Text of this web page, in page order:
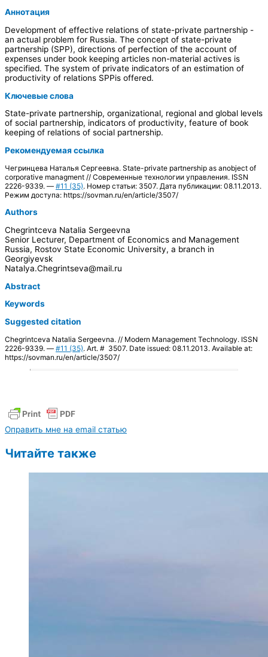
Аннотация
Development of effective relations of state-private partnership -
an actual problem for Russia. The concept of state-private
partnership (SPP), directions of perfection of the account of
expenses under book keeping articles non-material actives is
specified. The system of private indicators of an estimation of
productivity of relations SPPis offered.
Ключевые слова
State-private partnership, organizational, regional and global levels
of social partnership, indicators of productivity, feature of book
keeping of relations of social partnership.
Рекомендуемая ссылка
Чегринцева Наталья Сергеевна. State-private partnership as anobject of
corporative managment // Современные технологии управления. ISSN
2226-9339. — #11 (35). Номер статьи: 3507. Дата публикации: 08.11.2013.
Режим доступа: https://sovman.ru/en/article/3507/
Authors
Chegrintceva Natalia Sergeevna
Senior Lecturer, Department of Economics and Management
Russia, Rostov State Economic University, a branch in
Georgiyevsk
Natalya.Chegrintseva@mail.ru
Abstract
Keywords
Suggested citation
Chegrintceva Natalia Sergeevna. // Modern Management Technology. ISSN
2226-9339. — #11 (35). Art. # 3507. Date issued: 08.11.2013. Available at:
https://sovman.ru/en/article/3507/
Оправить мне на email статью
Читайте также